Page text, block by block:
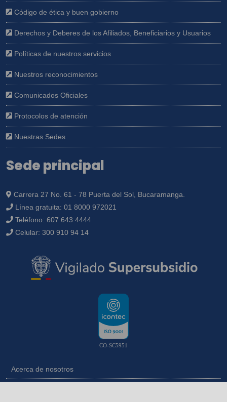
Código de ética y buen gobierno
Derechos y Deberes de los Afiliados, Beneficiarios y Usuarios
Políticas de nuestros servicios
Nuestros reconocimientos
Comunicados Oficiales
Protocolos de atención
Nuestras Sedes
Sede principal
Carrera 27 No. 61 - 78 Puerta del Sol, Bucaramanga.
Línea gratuita: 01 8000 972021
Teléfono: 607 643 4444
Celular: 300 910 94 14
CO-SC5951
Acerca de nosotros